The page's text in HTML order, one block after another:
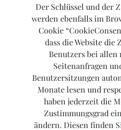
Der Schlüssel und der
werden ebenfalls im
Cookie
dass die Website die
Benutzers bei allen
Seitenanfragen
Benutzersitzungen
Monate lesen und
haben jederzeit die
Zustimmungsgrad
ändern. Diesen finden